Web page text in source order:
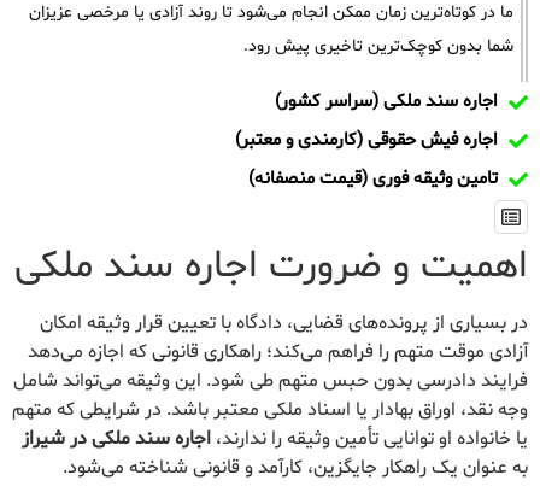
ما در کوتاه‌ترین زمان ممکن انجام می‌شود تا روند آزادی یا مرخصی عزیزان
شما بدون کوچک‌ترین تاخیری پیش رود.
اجاره سند ملکی (سراسر کشور)
اجاره فیش حقوقی (کارمندی و معتبر)
تامین وثیقه فوری (قیمت منصفانه)
اهمیت و ضرورت اجاره سند ملکی
در بسیاری از پرونده‌های قضایی، دادگاه با تعیین قرار وثیقه امکان
آزادی موقت متهم را فراهم می‌کند؛ راهکاری قانونی که اجازه می‌دهد
فرایند دادرسی بدون حبس متهم طی شود. این وثیقه می‌تواند شامل
وجه نقد، اوراق بهادار یا اسناد ملکی معتبر باشد. در شرایطی که متهم
یا خانواده او توانایی تأمین وثیقه را ندارند، اجاره سند ملکی در شیراز
به عنوان یک راهکار جایگزین، کارآمد و قانونی شناخته می‌شود.